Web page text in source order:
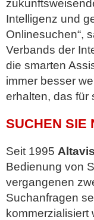
Intelligenz und
Onlinesuchen“,
Verbands der
die smarten
immer besser
erhalten, das für
SUCHEN SIE
Seit 1995
Bedienung von
vergangenen
Suchanfragen